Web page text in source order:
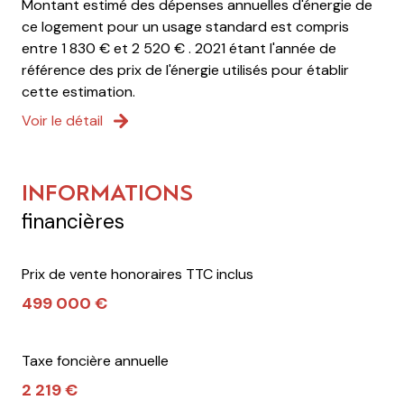
Montant estimé des dépenses annuelles d'énergie de
ce logement pour un usage standard est compris
entre 1 830 € et 2 520 € . 2021 étant l'année de
référence des prix de l'énergie utilisés pour établir
cette estimation.
Voir le détail
INFORMATIONS
financières
Prix de vente honoraires TTC inclus
499 000 €
Taxe foncière annuelle
2 219 €